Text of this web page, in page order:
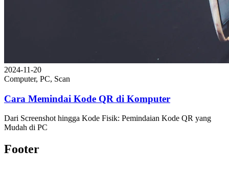
2024-11-20
Computer, PC, Scan
Cara Memindai Kode QR di Komputer
Dari Screenshot hingga Kode Fisik: Pemindaian Kode QR yang
Mudah di PC
Footer